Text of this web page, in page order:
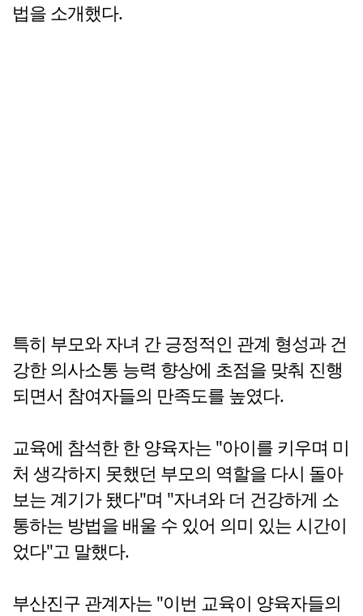
법을 소개했다.
특히 부모와 자녀 간 긍정적인 관계 형성과 건
강한 의사소통 능력 향상에 초점을 맞춰 진행
되면서 참여자들의 만족도를 높였다.
교육에 참석한 한 양육자는 "아이를 키우며 미
처 생각하지 못했던 부모의 역할을 다시 돌아
보는 계기가 됐다"며 "자녀와 더 건강하게 소
통하는 방법을 배울 수 있어 의미 있는 시간이
었다"고 말했다.
부산진구 관계자는 "이번 교육이 양육자들의